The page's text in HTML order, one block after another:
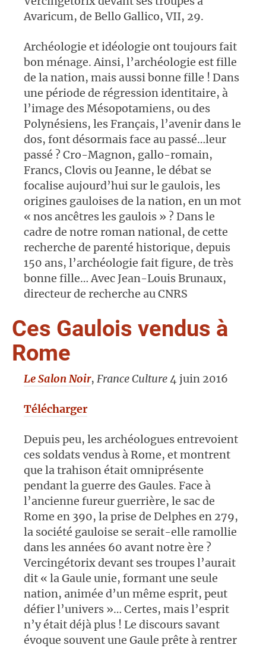
Avaricum, de Bello Gallico, VII, 29.
Archéologie et idéologie ont toujours fait
bon ménage. Ainsi, l’archéologie est fille
de la nation, mais aussi bonne fille ! Dans
une période de régression identitaire, à
l’image des Mésopotamiens, ou des
Polynésiens, les Français, l’avenir dans le
dos, font désormais face au passé…leur
passé ? Cro-Magnon, gallo-romain,
Francs, Clovis ou Jeanne, le débat se
focalise aujourd’hui sur le gaulois, les
origines gauloises de la nation, en un mot
« nos ancêtres les gaulois » ? Dans le
cadre de notre roman national, de cette
recherche de parenté historique, depuis
150 ans, l’archéologie fait figure, de très
bonne fille… Avec Jean-Louis Brunaux,
directeur de recherche au CNRS
Ces Gaulois vendus à
Rome
Le Salon Noir, France Culture4 juin 2016
Télécharger
Depuis peu, les archéologues entrevoient
ces soldats vendus à Rome, et montrent
que la trahison était omniprésente
pendant la guerre des Gaules. Face à
l’ancienne fureur guerrière, le sac de
Rome en 390, la prise de Delphes en 279,
la société gauloise se serait-elle ramollie
dans les années 60 avant notre ère ?
Vercingétorix devant ses troupes l’aurait
dit « la Gaule unie, formant une seule
nation, animée d’un même esprit, peut
défier l’univers »… Certes, mais l’esprit
n’y était déjà plus ! Le discours savant
évoque souvent une Gaule prête à rentrer